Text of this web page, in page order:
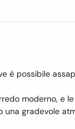
è possibile
moderno, e
gradevole